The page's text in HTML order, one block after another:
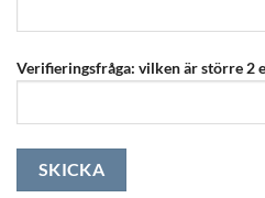
Verifieringsfråga: vilken är större 2